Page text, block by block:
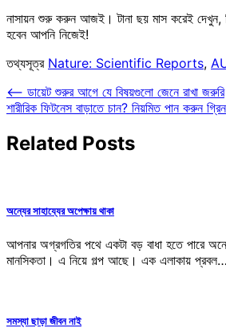
নাসায়ন শুরু করুন আজই। টানা ছয় মাস করেই দেখুন,
হবেন আপনি নিজেই!
তথ্যসূত্র Nature: Scientific Reports,
Post
navigation
⟵ ডায়েট শুরুর আগে যে বিষয়গুলো জেনে রাখা জরুরি
শারীরিক ফিটনেস বাড়াতে চান? নিয়মিত পান করুন
Related Posts
অন্যের সাহায্যের অপেক্ষায় থাকা
আপনার অগ্রগতির পথে একটা বড় বাধা হতে পারে
মানসিকতা। এ নিয়ে গল্প আছে। এক এলাকায় প্রবল…
সমস্যা ছাড়া জীবন নাই